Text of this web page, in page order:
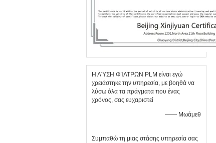
Η ΛΎΣΗ ΦΊΛΤΡΩΝ PLM είναι εγώ
χρειάστηκε την υπηρεσία, με βοηθά να
λύσω όλα τα πράγματα που ένας
χρόνος, σας ευχαριστεί
—— Μωάμεθ
Συμπαθώ τη μιας στάσης υπηρεσία σας